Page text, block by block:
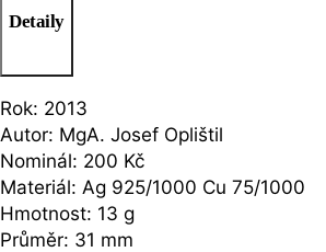
Detaily
Rok: 2013
Autor: MgA. Josef Oplištil
Nominál: 200 Kč
Materiál: Ag 925/1000 Cu 75/1000
Hmotnost: 13 g
Průměr: 31 mm